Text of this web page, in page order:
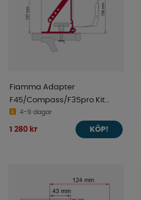
Fiamma Adapter
F45/Compass/F35pro Kit
Auto4-9 dagar
1 280 kr KÖP!